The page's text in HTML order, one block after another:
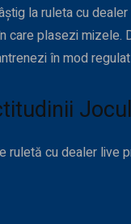
la ruleta cu
care plasezi
în mod
ruletă cu dealer live